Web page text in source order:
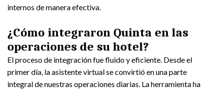
internos de manera efectiva.
¿Cómo integraron Quinta en las
operaciones de su hotel?
El proceso de integración fue fluido y eficiente. Desde el
primer día, la asistente virtual se convirtió en una parte
integral de nuestras operaciones diarias. La herramienta ha